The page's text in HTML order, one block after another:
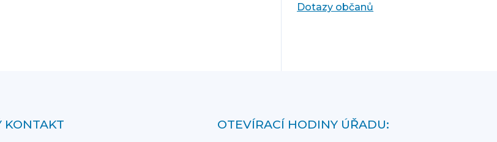
Dotazy občanů
KONTAKT OTEVÍRACÍ HODINY ÚŘADU: